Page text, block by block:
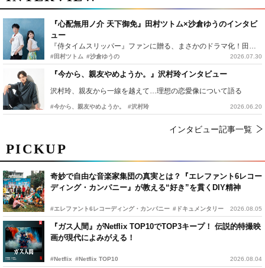
PICKUP
奇妙で自由な音楽家集団の真実とは？『エレファント6レコー
ディング・カンパニー』が教える“好き”を貫くDIY精神
#エレファント6レコーディング・カンパニー #ドキュメンタリー 2026.08.05
『ガス人間』がNetflix TOP10でTOP3キープ！ 伝説的特撮映
画が現代によみがえる！
#Netflix #Netflix TOP10 2026.08.04
『心配無用ノ介 天下御免』田村ツトム×沙倉ゆうのインタビ
ュー
『侍タイムスリッパー』ファンに贈る、まさかのドラマ化！田村ツトム×沙倉ゆうのが語る『心配無用ノ介』撮影秘話
#田村ツトム #沙倉ゆうの 2026.07.30
『今から、親友やめようか。』沢村玲インタビュー
沢村玲、親友から一線を越えて…理想の恋愛像について語る
#今から、親友やめようか。 #沢村玲 2026.06.20
インタビュー記事一覧